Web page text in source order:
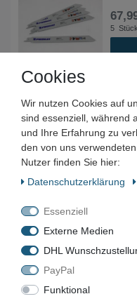
5 Stück
Holz
4,99
Unternehmen
Maschinen und
Im Funkwerk 9
Cookies
Wir nutzen Cookies auf
sind essenziell, während
und Ihre Erfahrung zu
den von uns
Nutzer finden Sie hier:
Daten­schutz­erklärung
Essenziell
Externe Medien
DHL
PayPal
Funktional